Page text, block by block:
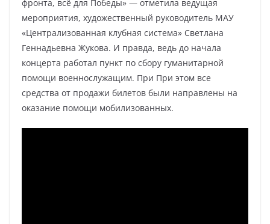
фронта, всё для Победы» — отметила ведущая
мероприятия, художественный руководитель МАУ
«Централизованная клубная система» Светлана
Геннадьевна Жукова. И правда, ведь до начала
концерта работал пункт по сбору гуманитарной
помощи военнослужащим. При При этом все
средства от продажи билетов были направлены на
оказание помощи мобилизованных.